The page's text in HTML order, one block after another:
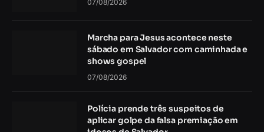
07/08/2026
Marcha para Jesus acontece neste
sábado em Salvador com caminhada e
shows gospel
07/08/2026
Polícia prende três suspeitos de
aplicar golpe da falsa premiação em